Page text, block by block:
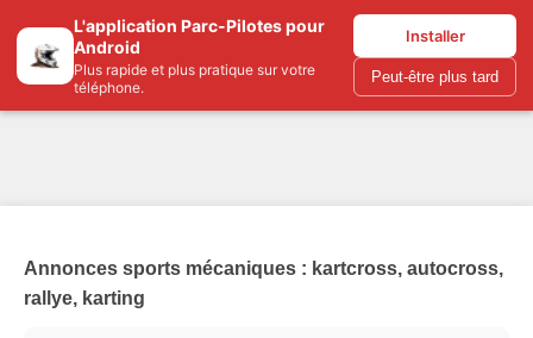
L'application Parc-Pilotes pour
Android
Plus rapide et plus pratique sur votre
téléphone.
Installer
Peut-être plus tard
Parc-pilotes.com
Annonces sports mécaniques : kartcross, autocross,
rallye, karting